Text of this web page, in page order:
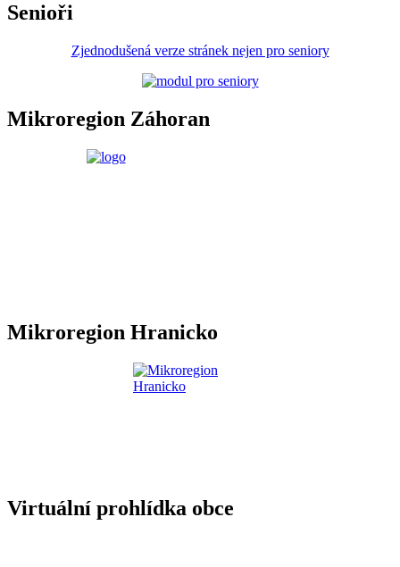
Senioři
Zjednodušená verze stránek nejen pro seniory
Mikroregion Záhoran
Mikroregion Hranicko
Virtuální prohlídka obce